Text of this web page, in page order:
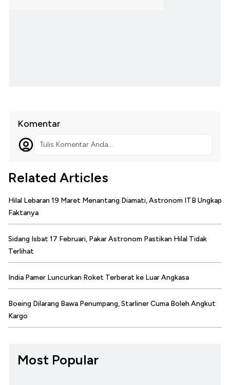
Komentar
Tulis Komentar Anda...
Related Articles
Hilal Lebaran 19 Maret Menantang Diamati, Astronom ITB Ungkap
Faktanya
Sidang Isbat 17 Februari, Pakar Astronom Pastikan Hilal Tidak
Terlihat
India Pamer Luncurkan Roket Terberat ke Luar Angkasa
Boeing Dilarang Bawa Penumpang, Starliner Cuma Boleh Angkut
Kargo
Most Popular